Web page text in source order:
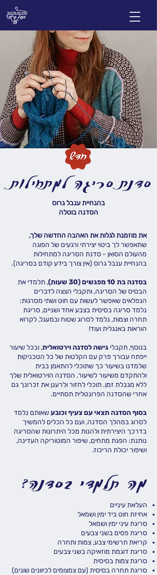
סדנת סריגה למתחילות
בהנחיית ענבל גרוס
הסדנה בוטלה
את מוזמנת לגלות את האהבה החדשה שלך,
שתאפשר לך ביטוי יצירתי ורגעים של הפוגה
מהעולם הסואן - סדנת הסריגה למתחילות
בהנחיית ענבל גרוס (אין צורך בידע קודם בסריגה).
בסדנה בת 10 מפגשים (30 שעות)
, תלמדי את
הבסיס של הסריגה, ותקבלי הצצה לדברים
הנפלאים שאפשר לעשות עם חוט ושתי מסרגות:
נלמד סריגה בסיסית בצבע אחד ושניים, סריגת
תחרה וצמות, נלמד לסרוג שטוח ובמעגל, לקרוא
הוראות באנגלית ועוד!
בנוסף, תקבלי גישה לסדנה וירטואלית, ובכל שיעור
ייפתח עבורך פרק עם הקלטות של כל הטכניקות
שלמדנו בשיעור כך שתוכלי להתאמן בבית
ולהתקדם משיעור לשיעור. הסדנה הוירטואלית שלך
ללא מגבלת זמן. תוכלי לחזור ולרענן את זכרונך גם
אחרי שהסדנה הפרונטלית תסתיים.
בסוף הסדנה תצאי עם צעיף וכובע שאותם נלמד
לסרוג במהלך הסדנה, ועם כל הכלים להמשיך
בדרכך היצירתית ולהנות מכל היתרונות שהסריגה
נותנת: הפגת מתחים, שיפור המוטוריקה העדינה,
ושיפור יכולת הריכוז.
מה תלמדי בסדנה?
העלאת עיניים
אחיזת חוט ביד ימין ושמאל
סריגת עיני ימין ושמאל
סריגת פסים בשני צבעים
קריאת תרשימי צבע, צמות ותחרה
סריגת דוגמת מוזאיקה בשני צבעים
סריגת צמות בסיסית
סריגת תחרה בסיסית (עם צמצומים לכיוונים שונים)